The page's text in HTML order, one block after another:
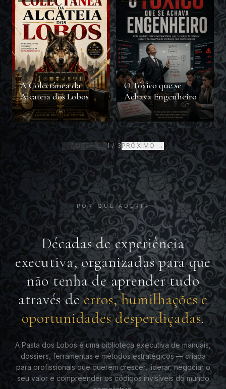
A Colectânea da
Alcateia dos Lobos
O Tóxico que se
Achava Engenheiro
← ANTERIOR1/ 3 PRÓXIMO →
POR QUE ADERIR
Décadas de experiência
executiva, organizadas para que
não tenha de aprender tudo
através deerros, humilhações e
oportunidades desperdiçadas.
A Pasta dos Lobos é uma biblioteca executiva de manuais,
dossiers, ferramentas e métodos estratégicos — criada
para profissionais que querem crescer, liderar, negociar o
seu valor e compreender os códigos invisíveis do mundo